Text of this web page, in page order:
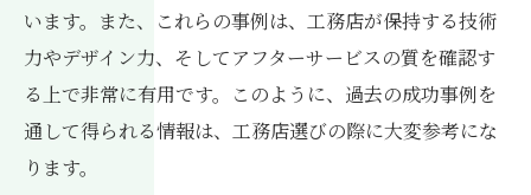
います。また、これらの事例は、工務店が保持する技術
力やデザイン力、そしてアフターサービスの質を確認す
る上で非常に有用です。このように、過去の成功事例を
通して得られる情報は、工務店選びの際に大変参考にな
ります。